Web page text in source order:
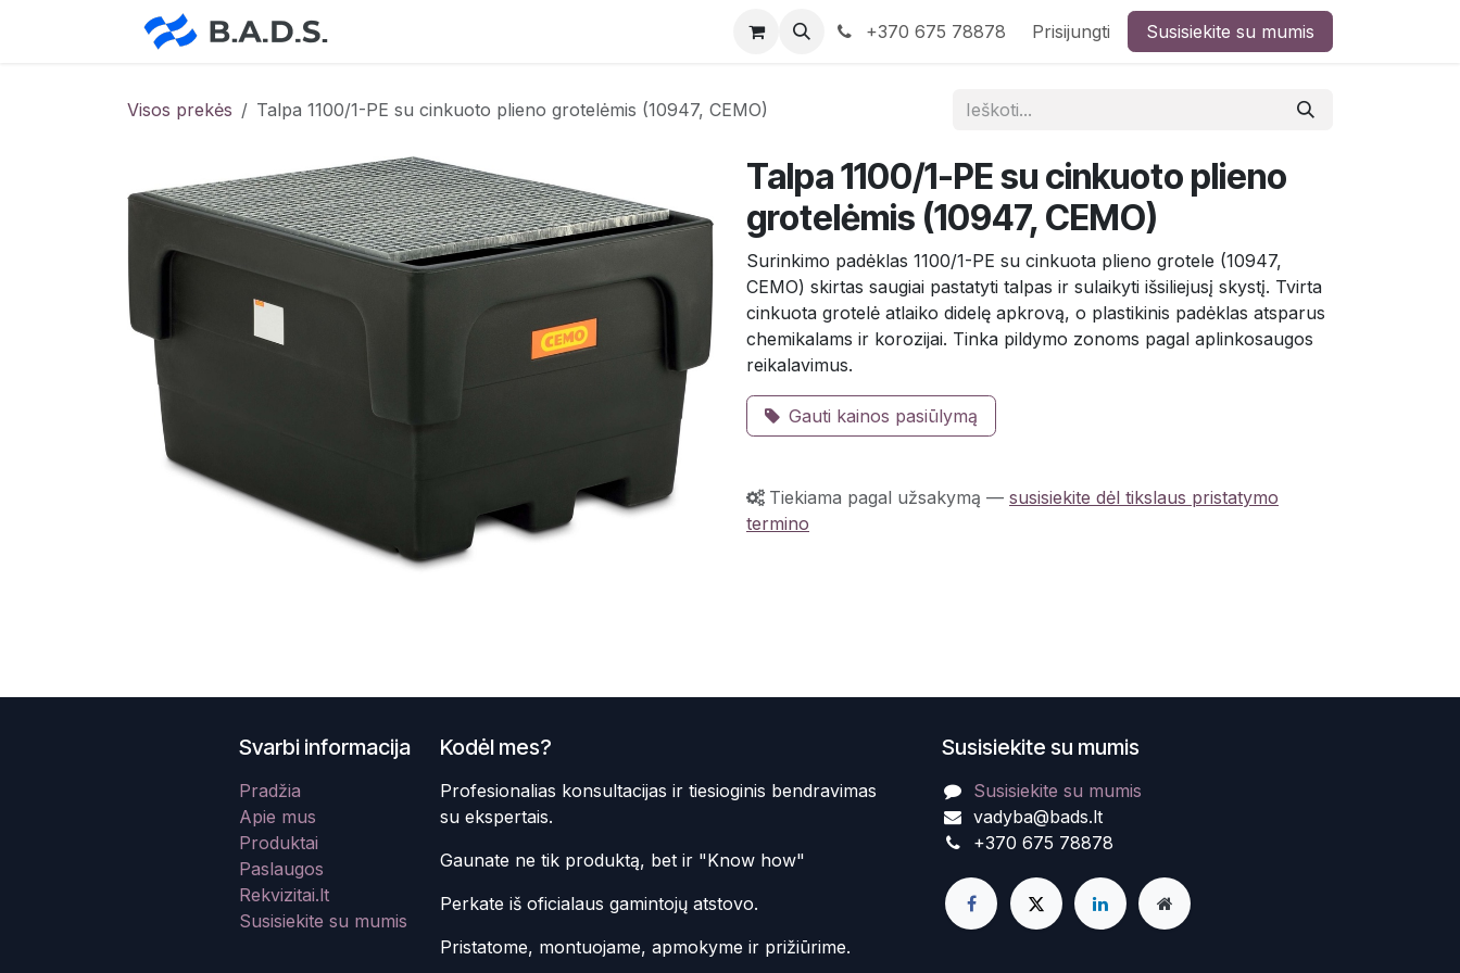
+370 675 78878 Prisijungti Susisiekite su mumis
Visos prekės Talpa 1100/1-PE su cinkuoto plieno grotelėmis (10947, CEMO)
Talpa 1100/1-PE su cinkuoto plieno
grotelėmis (10947, CEMO)
Surinkimo padėklas 1100/1-PE su cinkuota plieno grotele (10947,
CEMO) skirtas saugiai pastatyti talpas ir sulaikyti išsiliejusį skystį. Tvirta
cinkuota grotelė atlaiko didelę apkrovą, o plastikinis padėklas atsparus
chemikalams ir korozijai. Tinka pildymo zonoms pagal aplinkosaugos
reikalavimus.
Gauti kainos pasiūlymą
Tiekiama pagal užsakymą — susisiekite dėl tikslaus pristatymo
termino
Susisiekite su mumis
Susisiekite su mumis
vadyba@bads.lt
+370 675 78878
Kodėl mes?
Profesionalias konsultacijas ir tiesioginis bendravimas
su ekspertais.
Gaunate ne tik produktą, bet ir "Know how"
Perkate iš oficialaus gamintojų atstovo.
Pristatome, montuojame, apmokyme ir prižiūrime.
Svarbi informacija
Pradžia
Apie mus
Produktai
Paslaugos
Rekvizitai.lt
Susisiekite su mumis